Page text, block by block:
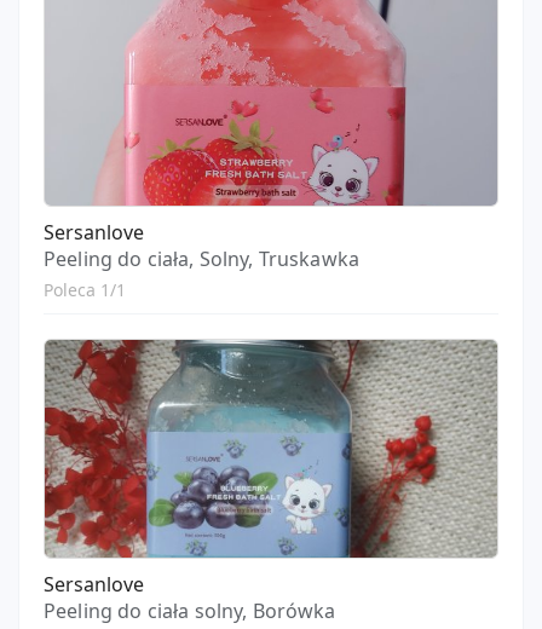
Sersanlove
Peeling do ciała, Solny, Truskawka
Poleca 1/1
Sersanlove
Peeling do ciała solny, Borówka